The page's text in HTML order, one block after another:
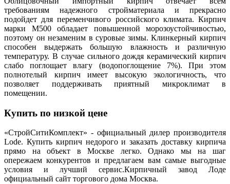
требованиям надежного стройматериала и прекрасно
подойдет для переменчивого российского климата. Кирпич
марки М500 обладает повышенной морозоустойчивостью,
поэтому он незаменим в суровые зимы. Клинкерный кирпич
способен выдержать большую влажность и различную
температуру. В случае сильного дождя керамический кирпич
слабо поглощает влагу (водопоглощение 7%). При этом
полнотелый кирпич имеет высокую экологичность, что
позволяет поддерживать приятный микроклимат в
помещении.
Купить по низкой цене
«СтройСитиКомплект» - официальный дилер производителя
Lode. Купить кирпич недорого и заказать доставку кирпича
прямо на объект в Москве легко. Однако мы на шаг
опережаем конкурентов и предлагаем вам самые выгодные
условия и лучший сервис.Кирпичный завод Лоде
официальный сайт торгового дома Москва.